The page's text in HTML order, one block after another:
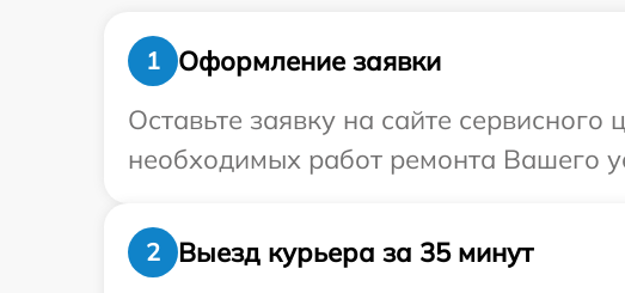
1
Оформление заявки
Оставьте заявку на сайте
необходимых работ ремонта Вашего
2
Выезд курьера за 35 минут